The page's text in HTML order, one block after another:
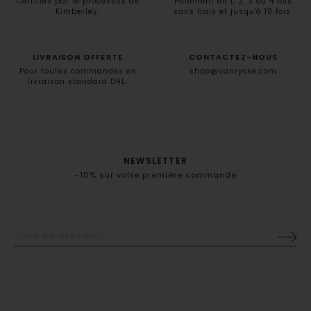
Kimberley.
sans frais et jusqu'à 10 fois.
LIVRAISON OFFERTE
Pour toutes commandes en
livraison standard DHL.
CONTACTEZ-NOUS
shop@vanrycke.com
NEWSLETTER
-10% sur votre première commande